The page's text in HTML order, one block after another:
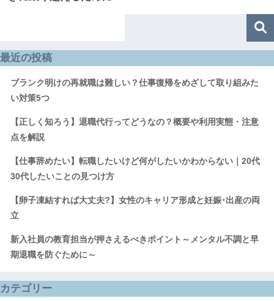
最近の投稿
ブランク明けの再就職は難しい？仕事復帰をめざして取り組みた
い対策5つ
【正しく知ろう】退職代行ってどうなの？概要や利用実態・注意
点を解説
【仕事辞めたい】転職したいけど何がしたいかわからない｜20代
30代したいことの見つけ方
【卵子凍結すれば大丈夫?】女性のキャリア形成と妊娠･出産の両
立
新入社員の教育担当が押さえるべきポイント～メンタル不調と早
期退職を防ぐために～
カテゴリー